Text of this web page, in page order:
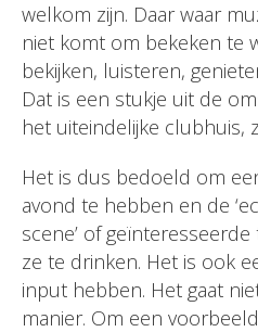
welkom zijn. Daar waar
niet komt om bekeken te
bekijken, luisteren,
Dat is een stukje uit de
het uiteindelijke clubhuis,
Het is dus bedoeld om
avond te hebben en de
scene’ of
ze te drinken. Het is ook
input hebben. Het gaat
manier. Om een